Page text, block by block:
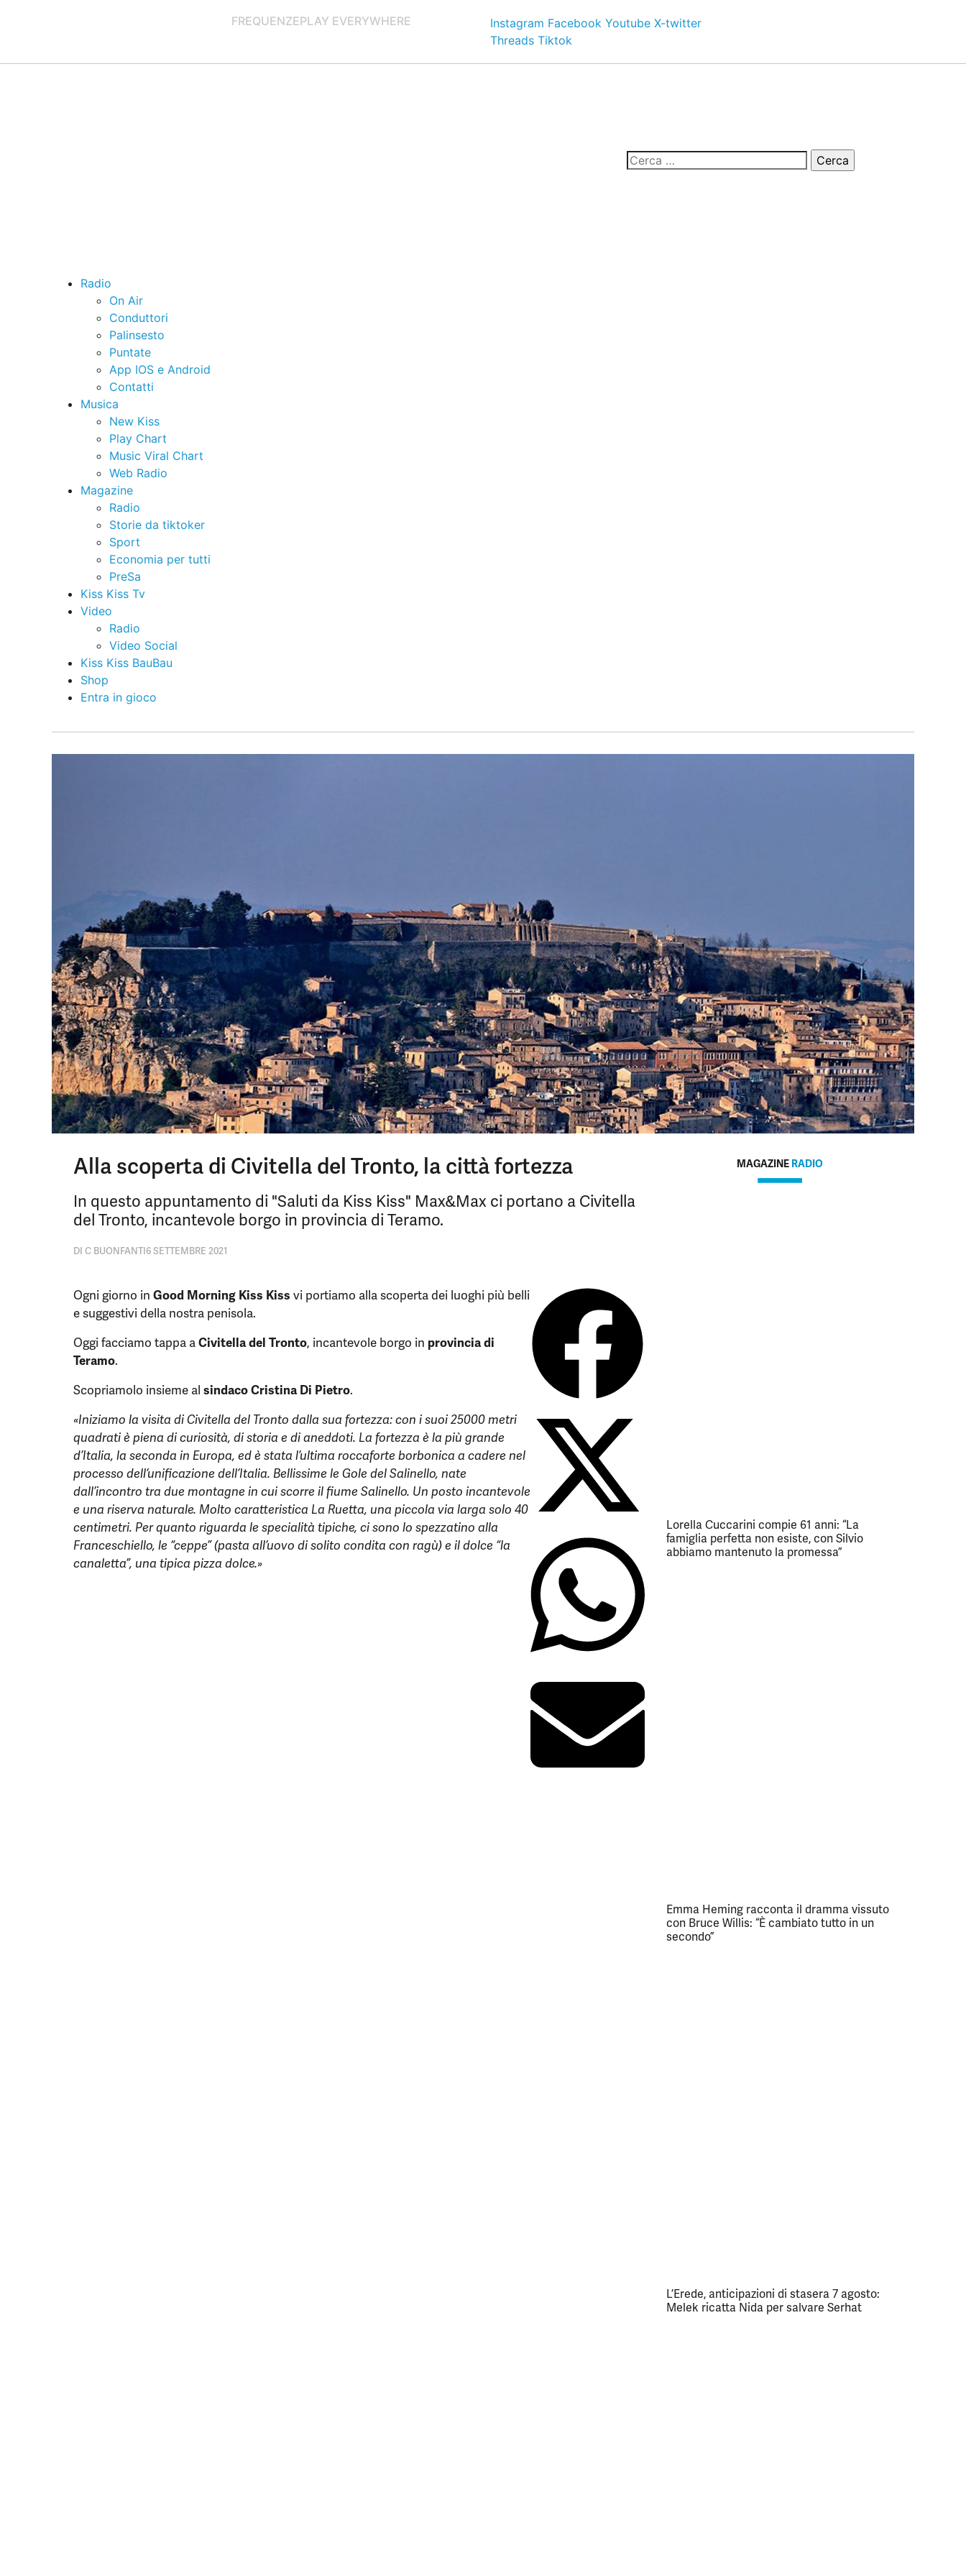
FREQUENZEPLAY EVERYWHERE Instagram Facebook Youtube X-twitter
Threads Tiktok
Radio
On Air
Conduttori
Palinsesto
Puntate
App IOS e Android
Contatti
Musica
New Kiss
Play Chart
Music Viral Chart
Web Radio
Magazine
Radio
Storie da tiktoker
Sport
Economia per tutti
PreSa
Kiss Kiss Tv
Video
Radio
Video Social
Kiss Kiss BauBau
Shop
Entra in gioco
Alla scoperta di Civitella del Tronto, la città fortezza
In questo appuntamento di "Saluti da Kiss Kiss" Max&Max ci portano a Civitella
del Tronto, incantevole borgo in provincia di Teramo.
DI C BUONFANTI6 SETTEMBRE 2021
Ogni giorno in Good Morning Kiss Kiss vi portiamo alla scoperta dei luoghi più belli
e suggestivi della nostra penisola.
Oggi facciamo tappa aCivitella del Tronto, incantevole borgo in provincia di
Teramo.
Scopriamolo insieme al sindaco Cristina Di Pietro.
«Iniziamo la visita di Civitella del Tronto dalla sua fortezza: con i suoi 25000 metri
quadrati è piena di curiosità, di storia e di aneddoti. La fortezza è la più grande
d’Italia, la seconda in Europa, ed è stata l’ultima roccaforte borbonica a cadere nel
processo dell’unificazione dell’Italia. Bellissime le Gole del Salinello, nate
dall’incontro tra due montagne in cui scorre il fiume Salinello. Un posto incantevole
e una riserva naturale. Molto caratteristica La Ruetta, una piccola via larga solo 40
centimetri. Per quanto riguarda le specialità tipiche, ci sono lo spezzatino alla
Franceschiello, le “ceppe” (pasta all’uovo di solito condita con ragù) e il dolce “la
canaletta”, una tipica pizza dolce.»
MAGAZINE RADIO
Lorella Cuccarini compie 61 anni: “La
famiglia perfetta non esiste, con Silvio
abbiamo mantenuto la promessa”
Emma Heming racconta il dramma vissuto
con Bruce Willis: “È cambiato tutto in un
secondo”
L’Erede, anticipazioni di stasera 7 agosto:
Melek ricatta Nida per salvare Serhat